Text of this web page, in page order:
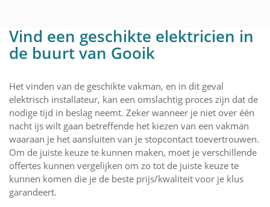
Vind een geschikte elektricien in
de buurt van Gooik
Het vinden van de geschikte vakman, en in dit geval
elektrisch installateur, kan een omslachtig proces zijn dat de
nodige tijd in beslag neemt. Zeker wanneer je niet over één
nacht ijs wilt gaan betreffende het kiezen van een vakman
waaraan je het aansluiten van je stopcontact toevertrouwen.
Om de juiste keuze te kunnen maken, moet je verschillende
offertes kunnen vergelijken om zo tot de juiste keuze te
kunnen komen die je de beste prijs/kwaliteit voor je klus
garandeert.